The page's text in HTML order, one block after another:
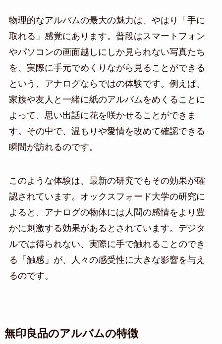
物理的なアルバムの最大の魅力は、やはり「手に
取れる」感覚にあります。普段はスマートフォン
やパソコンの画面越しにしか見られない写真たち
を、実際に手元でめくりながら見ることができる
という、アナログならではの体験です。例えば、
家族や友人と一緒に紙のアルバムをめくることに
よって、思い出話に花を咲かせることができま
す。その中で、温もりや愛情を改めて確認できる
瞬間が訪れるのです。
このような体験は、最新の研究でもその効果が確
認されています。オックスフォード大学の研究に
よると、アナログの物体には人間の感情をより豊
かに刺激する効果があるとされています。デジタ
ルでは得られない、実際に手で触れることのでき
る「触感」が、人々の感受性に大きな影響を与え
るのです。
無印良品のアルバムの特徴